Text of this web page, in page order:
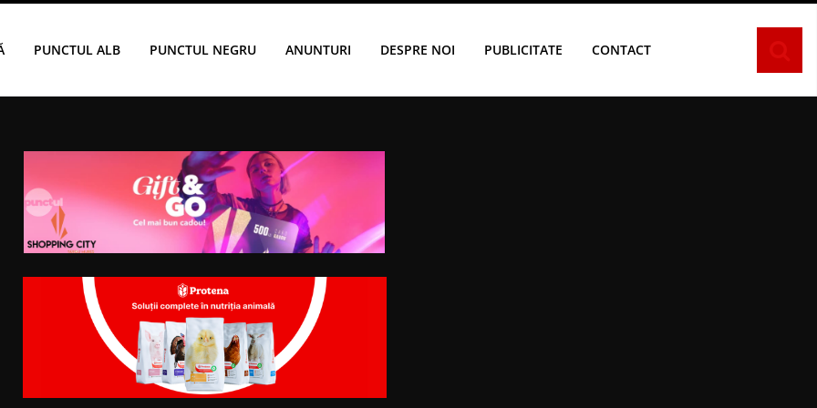
PUNCTUL ALB PUNCTUL NEGRU ANUNTURI DESPRE NOI PUBLICITATE CONTACT